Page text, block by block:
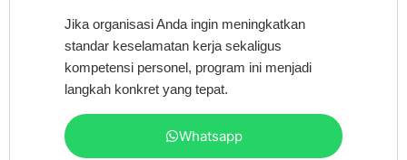
Jika organisasi Anda ingin meningkatkan
standar keselamatan kerja sekaligus
kompetensi personel, program ini menjadi
langkah konkret yang tepat.
Whatsapp